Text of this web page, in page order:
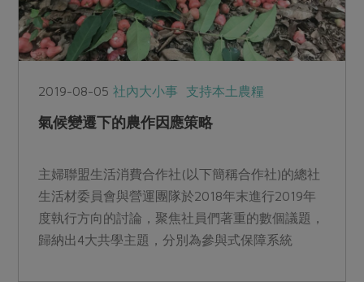
2019-08-05社內大小事 支持本土農糧
氣候變遷下的農作因應策略
主婦聯盟生活消費合作社(以下簡稱合作社)的總社
生活材委員會與營運團隊於2018年末進行2019年
度執行方向的討論，聚焦社員們著重的數個議題，
歸納出4大共學主題，分別為參與式保障系統